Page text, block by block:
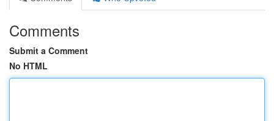
Comments
Submit a Comment
No HTML